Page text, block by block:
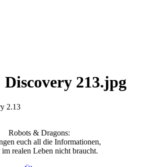
213.jpg
Robots & Dragons:
euch all die Informationen,
realen Leben nicht braucht.